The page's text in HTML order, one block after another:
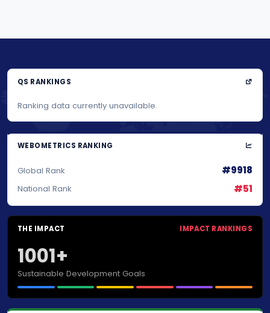
QS RANKINGS
Ranking data currently unavailable.
WEBOMETRICS RANKING
Global Rank #9918
National Rank #51
THE IMPACT IMPACT RANKINGS
1001+
Sustainable Development Goals